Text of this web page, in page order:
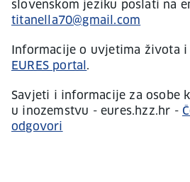
slovenskom jeziku poslati na
titanella70@gmail.com
Informacije o uvjetima života
EURES portal .
Savjeti i informacije za osobe
u inozemstvu - eures.hzz.hr -
odgovori